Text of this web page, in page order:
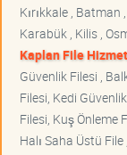
Kırıkkale , Batman
Karabük , Kilis ,
Kaplan File
Güvenlik Filesi ,
Filesi, Kedi
Filesi, Kuş Önleme
Halı Saha Üstü